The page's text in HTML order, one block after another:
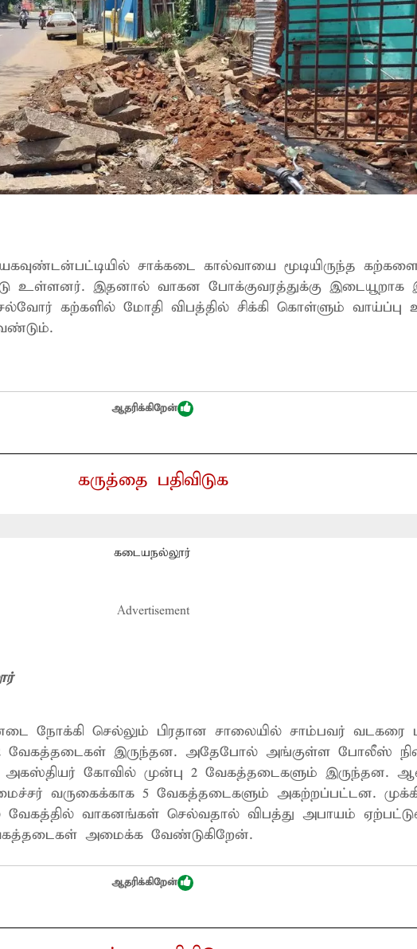
சாக்கடை கால்வாயை மூடியிருந்த
உள்ளனர். இதனால் வாகன போக்குவரத்துக்கு இடையூறாக
கற்களில் மோதி விபத்தில் சிக்கி கொள்ளும் வாய்ப்பு
ஆதரிக்கிறேன்
கருத்தை பதிவிடுக
கடையநல்லூர்
Advertisement
நோக்கி செல்லும் பிரதான சாலையில் சாம்பவர் வடகரை
வேகத்தடைகள் இருந்தன. அதேபோல் அங்குள்ள போலீஸ்
அகஸ்தியர் கோவில் முன்பு 2 வேகத்தடைகளும் இருந்தன.
வருகைக்காக 5 வேகத்தடைகளும் அகற்றப்பட்டன.
வாகனங்கள் செல்வதால் விபத்து அபாயம்
அமைக்க வேண்டுகிறேன்.
ஆதரிக்கிறேன்